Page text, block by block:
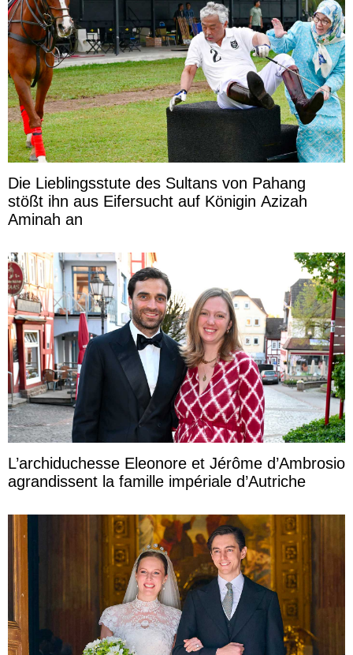
Die Lieblingsstute des Sultans von Pahang
stößt ihn aus Eifersucht auf Königin Azizah
Aminah an
L’archiduchesse Eleonore et Jérôme d’Ambrosio
agrandissent la famille impériale d’Autriche